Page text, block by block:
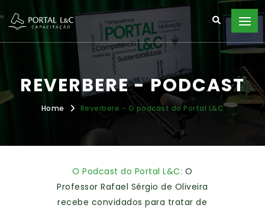
REVERBERE - PODCAST
Home Reverbere - O podcast do Portal L&C
O Podcast do Portal L&C: O
Professor Rafael Sérgio de Oliveira
recebe convidados para tratar de